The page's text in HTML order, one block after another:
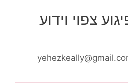
צפוי וידוע